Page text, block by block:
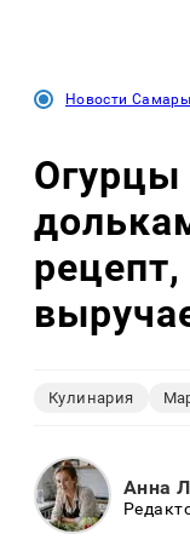
Новости Самары
Огурцы
Кулинария
Анна